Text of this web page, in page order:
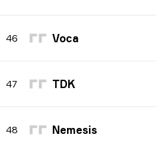
46 Voca
47 TDK
48 Nemesis